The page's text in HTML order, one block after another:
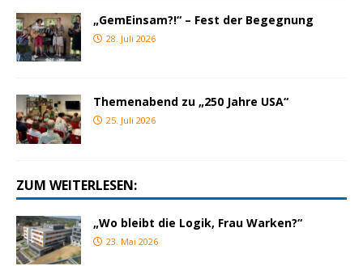
„GemEinsam?!“ – Fest der Begegnung
28. Juli 2026
Themenabend zu „250 Jahre USA“
25. Juli 2026
ZUM WEITERLESEN:
„Wo bleibt die Logik, Frau Warken?“
23. Mai 2026